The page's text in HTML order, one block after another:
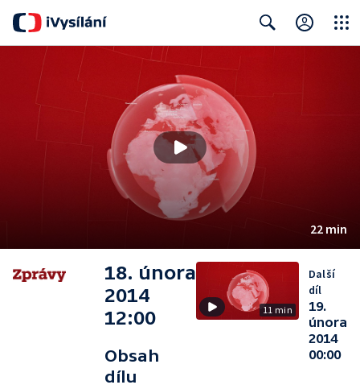
22 min
18. února
2014
12:00
Obsah
dílu
11 min
Další
díl
19.
února
2014
00:00